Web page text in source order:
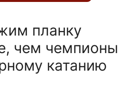
планку
чем чемпионы
катанию